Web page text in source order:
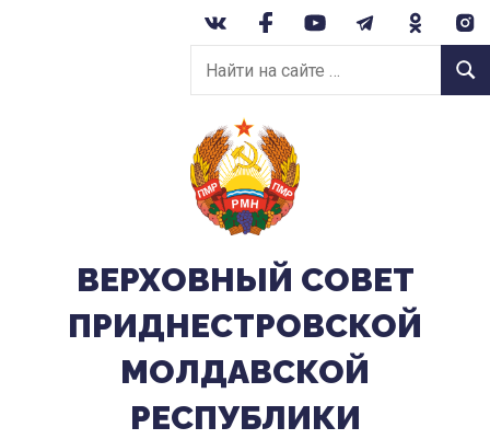
Найти
на
сайте:
ВЕРХОВНЫЙ CОВЕТ
ПРИДНЕСТРОВСКОЙ
МОЛДАВСКОЙ
РЕСПУБЛИКИ